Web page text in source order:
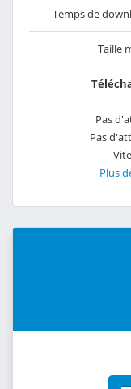
Temps de
Taille
Pas
Pas
Plus